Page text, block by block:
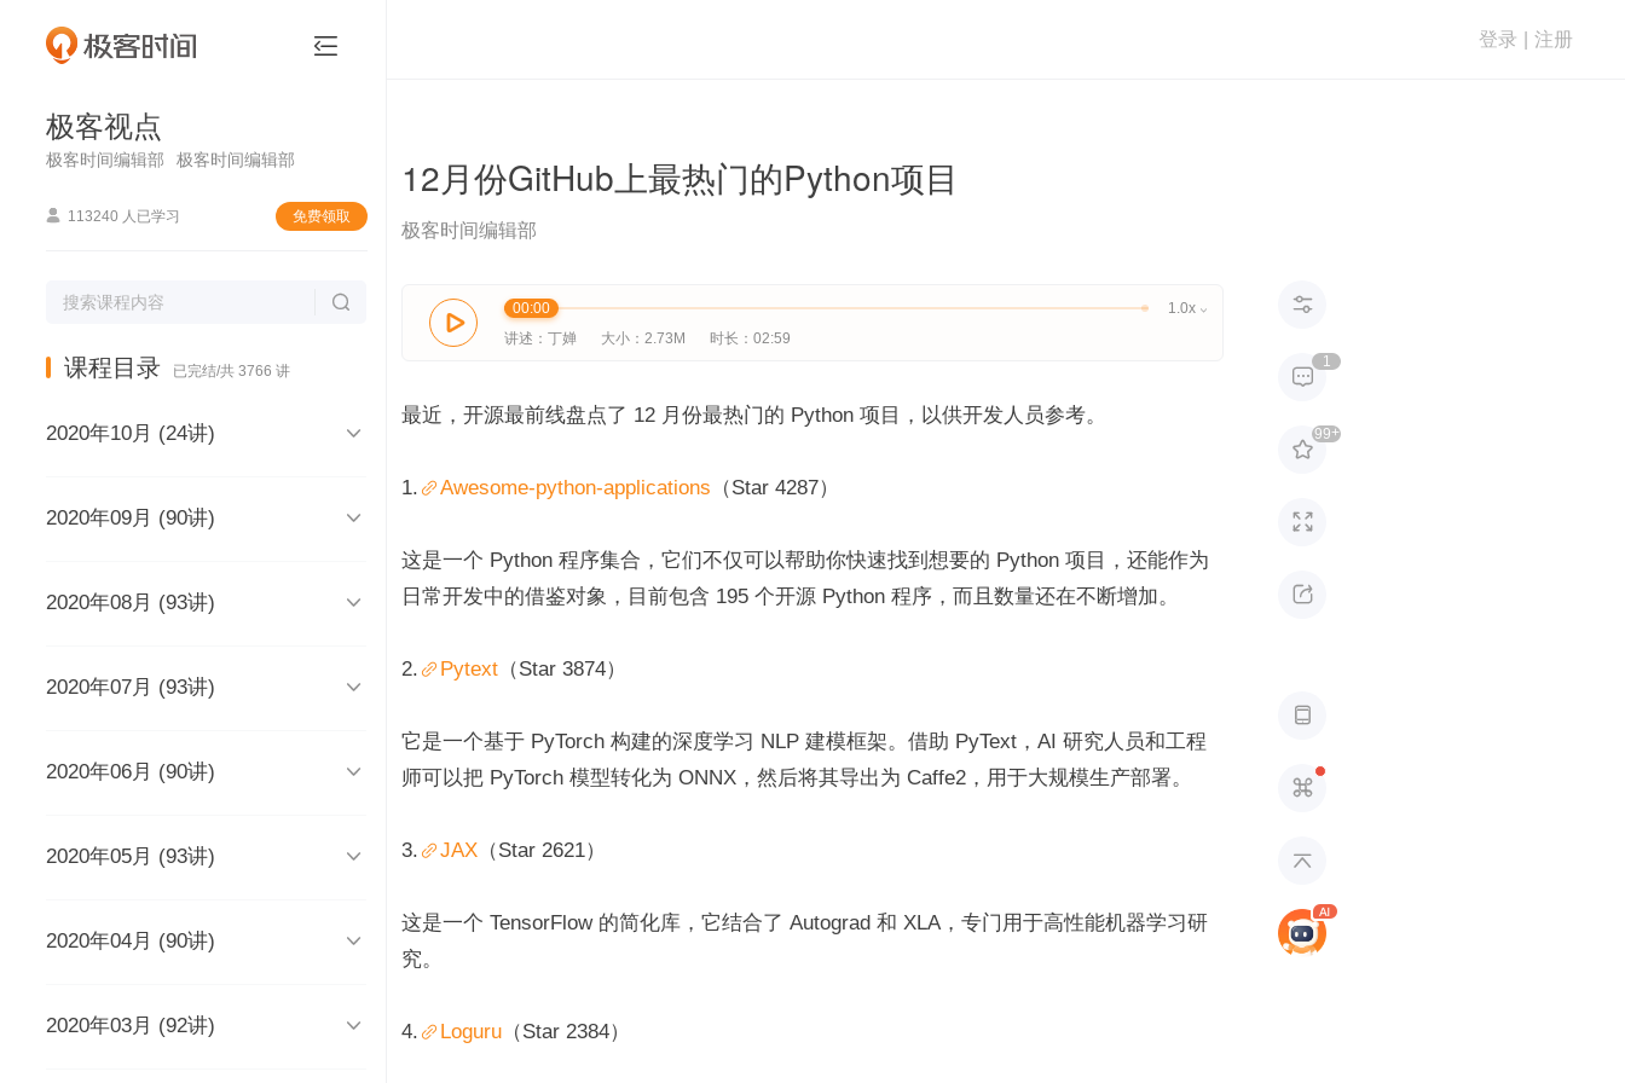

极客视点
极客时间编辑部 极客时间编辑部
 113240 人已学习 免费领取

课程目录 已完结/共 3766 讲
2020年10月 (24讲) 
极客视点，和你说声再见，再见
DevOps工程师该懂些什么？
摆脱焦虑的3个方法
成长为高级工程师要扪心自问的
时长 05:10
时长 04:48
2020年09月 (90讲) 
Java人应该知道的10大GitHub仓
时长 05:53
度，三大主线”
如何产出规范、安全、高质量的
代码？
2020年08月 (93讲) 
架构师能力模型（上）
架构师能力模型（下）
为什么需要数据仓库？
如何做一个懂产品的程序员？
给想进互联网大厂的程序员三条
2020年07月 (93讲) 
新基建为什么需要区块链？
系统出现故障怎么办？
关于技术层面的4点研发经验
为React开发人员推荐8个测试工
2020年06月 (90讲) 
成为高级数据架构师的三个必杀
时长 04:36
2020年05月 (93讲) 
推荐8个强大的远程调试工具
每个程序员都曾犯过的经典错误
2020年04月 (90讲) 
平台级To B产品的研发品控管理
2020年03月 (92讲) 
 极客视点 登录 注册
12月份GitHub上最热门的Python项目
极客时间编辑部

00:00 1.0x 
讲述：丁婵 大小：2.73M 时长：02:59
最近，开源最前线盘点了 12 月份最热门的 Python 项目，以供开发人员参考。
1. Awesome-python-applications （Star 4287）
这是一个 Python 程序集合，它们不仅可以帮助你快速找到想要的 Python 项目，还能作为
日常开发中的借鉴对象，目前包含 195 个开源 Python 程序，而且数量还在不断增加。
2. Pytext （Star 3874）
它是一个基于 PyTorch 构建的深度学习 NLP 建模框架。借助 PyText，AI 研究人员和工程
师可以把 PyTorch 模型转化为 ONNX，然后将其导出为 Caffe2，用于大规模生产部署。
3. JAX （Star 2621）
这是一个 TensorFlow 的简化库，它结合了 Autograd 和 XLA，专门用于高性能机器学习研
究。
4. Loguru （Star 2384）


1

99+




